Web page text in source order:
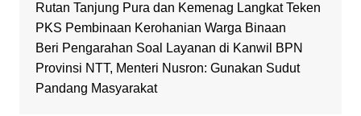
Rutan Tanjung Pura dan Kemenag Langkat Teken
PKS Pembinaan Kerohanian Warga Binaan
Beri Pengarahan Soal Layanan di Kanwil BPN
Provinsi NTT, Menteri Nusron: Gunakan Sudut
Pandang Masyarakat